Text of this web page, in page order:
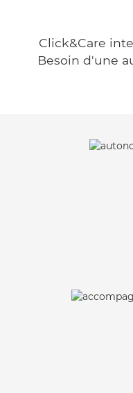
Click&Care
Besoin d'une